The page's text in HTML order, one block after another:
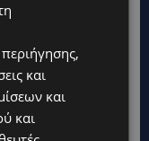
και
και
και